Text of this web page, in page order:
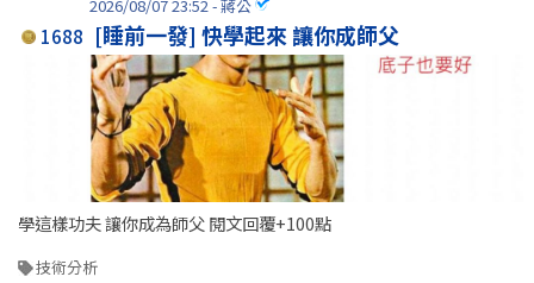
2026/08/07 23:52 - 蔣公
1688 [睡前一發] 快學起來 讓你成師父
學這樣功夫 讓你成為師父 閱文回覆+100點
技術分析